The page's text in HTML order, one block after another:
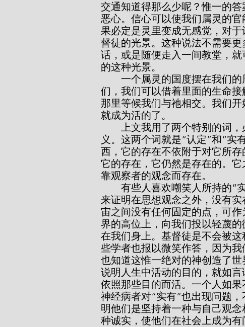
交通知道得那么少呢？惟一的
恶心。信心可以使我们属灵的
果必定是灵里变成无感觉，对
督徒的光景。这种说法不需要
话，或是随便走入一间教堂，
的这种光景。
们，我们可以借着里面的生命
那里等候我们与祂相交。我们
就成为活的了。
义。这两个词就是“认定”和“实
西，它的存在不依附于对它所
它的存在，它仍然是存在的。
靠观察者的观念而存在。
来证明在思想观念之外，没有
宙之间没有任何固定的点，可
界的高位上，向我们投以轻蔑
在我们身上。基督徒是不会被
些学者也报以微笑作答，因为
也知道这惟一绝对的神创造了
说明人生中活动的目的，就如
依照那些目的而活。一个人如
神经病者对“实有”也出现问题
明他们是坚持着一种与自己观
种诚实，使他们在社会上成为有